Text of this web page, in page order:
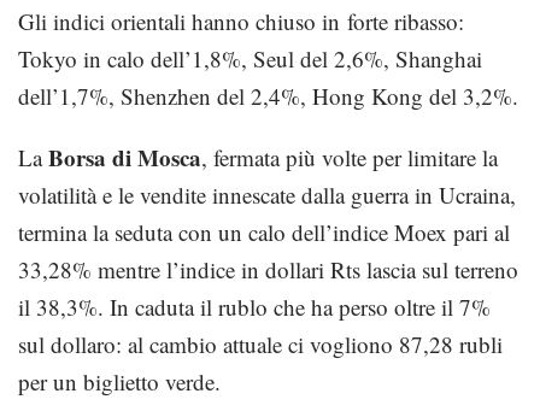
Gli indici orientali hanno chiuso in forte ribasso:
Tokyo in calo dell’1,8%, Seul del 2,6%, Shanghai
dell’1,7%, Shenzhen del 2,4%, Hong Kong del 3,2%.
LaBorsa di Mosca, fermata più volte per limitare la
volatilità e le vendite innescate dalla guerra in Ucraina,
termina la seduta con un calo dell’indice Moex pari al
33,28% mentre l’indice in dollari Rts lascia sul terreno
il 38,3%. In caduta il rublo che ha perso oltre il 7%
sul dollaro: al cambio attuale ci vogliono 87,28 rubli
per un biglietto verde.